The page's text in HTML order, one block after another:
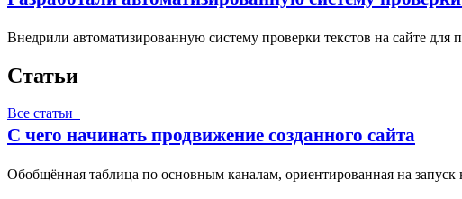
Внедрили автоматизированную систему проверки текстов на сайте для
Статьи
Все статьи
С чего начинать продвижение созданного сайта
Обобщённая таблица по основным каналам, ориентированная на запуск